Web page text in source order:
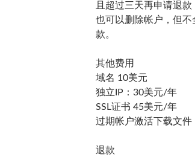
且超过三天再申请退
也可以删除帐户，但
款。
其他费用
域名 10美元
独立IP：30美元/年
SSL证书 45美元/年
过期帐户激活下载文件
退款